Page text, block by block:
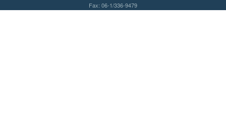
Fax: 06-1/336-9479